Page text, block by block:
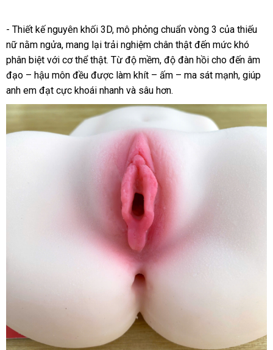
- Thiết kế nguyên khối 3D, mô phỏng chuẩn vòng 3 của thiếu
nữ nằm ngửa, mang lại trải nghiệm chân thật đến mức khó
phân biệt với cơ thể thật. Từ độ mềm, độ đàn hồi cho đến âm
đạo – hậu môn đều được làm khít – ấm – ma sát mạnh, giúp
anh em đạt cực khoái nhanh và sâu hơn.